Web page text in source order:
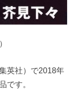
）
英社）で2018年
です。